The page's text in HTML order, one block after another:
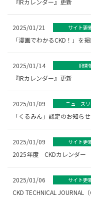
『IRカレンダー』更新
2025/01/21 サイト更
「漫画でわかるCKD！」を
2025/01/14 IR情
『IRカレンダー』更新
2025/01/09 ニュース
「くるみん」認定のお知らせ
2025/01/09 サイト更
2025年度 CKDカレンダー
2025/01/06 サイト更
CKD TECHNICAL JOURNAL